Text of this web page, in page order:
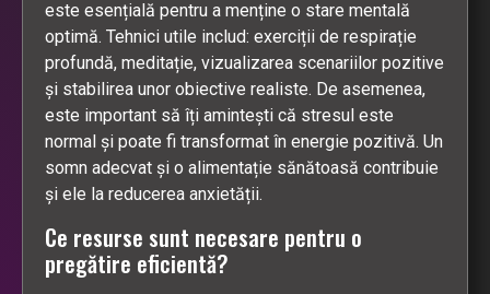
este esențială pentru a menține o stare mentală
optimă. Tehnici utile includ: exerciții de respirație
profundă, meditație, vizualizarea scenariilor pozitive
și stabilirea unor obiective realiste. De asemenea,
este important să îți amintești că stresul este
normal și poate fi transformat în energie pozitivă. Un
somn adecvat și o alimentație sănătoasă contribuie
și ele la reducerea anxietății.
Ce resurse sunt necesare pentru o
pregătire eficientă?